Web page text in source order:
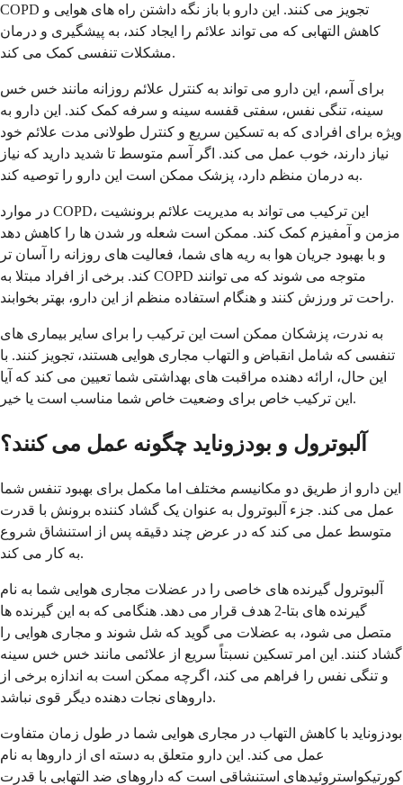
COPD تجویز می کنند. این دارو با باز نگه داشتن راه های هوایی و
کاهش التهابی که می تواند علائم را ایجاد کند، به پیشگیری و درمان
مشکلات تنفسی کمک می کند.
برای آسم، این دارو می تواند به کنترل علائم روزانه مانند خس خس
سینه، تنگی نفس، سفتی قفسه سینه و سرفه کمک کند. این دارو به
ویژه برای افرادی که به تسکین سریع و کنترل طولانی مدت علائم خود
نیاز دارند، خوب عمل می کند. اگر آسم متوسط ​​تا شدید دارید که نیاز
به درمان منظم دارد، پزشک ممکن است این دارو را توصیه کند.
در موارد COPD، این ترکیب می تواند به مدیریت علائم برونشیت
مزمن و آمفیزم کمک کند. ممکن است شعله ور شدن ها را کاهش دهد
و با بهبود جریان هوا به ریه های شما، فعالیت های روزانه را آسان تر
کند. برخی از افراد مبتلا به COPD متوجه می شوند که می توانند
راحت تر ورزش کنند و هنگام استفاده منظم از این دارو، بهتر بخوابند.
به ندرت، پزشکان ممکن است این ترکیب را برای سایر بیماری های
تنفسی که شامل انقباض و التهاب مجاری هوایی هستند، تجویز کنند. با
این حال، ارائه دهنده مراقبت های بهداشتی شما تعیین می کند که آیا
این ترکیب خاص برای وضعیت خاص شما مناسب است یا خیر.
آلبوترول و بودزوناید چگونه عمل می کنند؟
این دارو از طریق دو مکانیسم مختلف اما مکمل برای بهبود تنفس شما
عمل می کند. جزء آلبوترول به عنوان یک گشاد کننده برونش با قدرت
متوسط ​​عمل می کند که در عرض چند دقیقه پس از استنشاق شروع
به کار می کند.
آلبوترول گیرنده های خاصی را در عضلات مجاری هوایی شما به نام
گیرنده های بتا-2 هدف قرار می دهد. هنگامی که به این گیرنده ها
متصل می شود، به عضلات می گوید که شل شوند و مجاری هوایی را
گشاد کنند. این امر تسکین نسبتاً سریع از علائمی مانند خس خس سینه
و تنگی نفس را فراهم می کند، اگرچه ممکن است به اندازه برخی از
داروهای نجات دهنده دیگر قوی نباشد.
بودزوناید با کاهش التهاب در مجاری هوایی شما در طول زمان متفاوت
عمل می کند. این دارو متعلق به دسته ای از داروها به نام
کورتیکواستروئیدهای استنشاقی است که داروهای ضد التهابی با قدرت